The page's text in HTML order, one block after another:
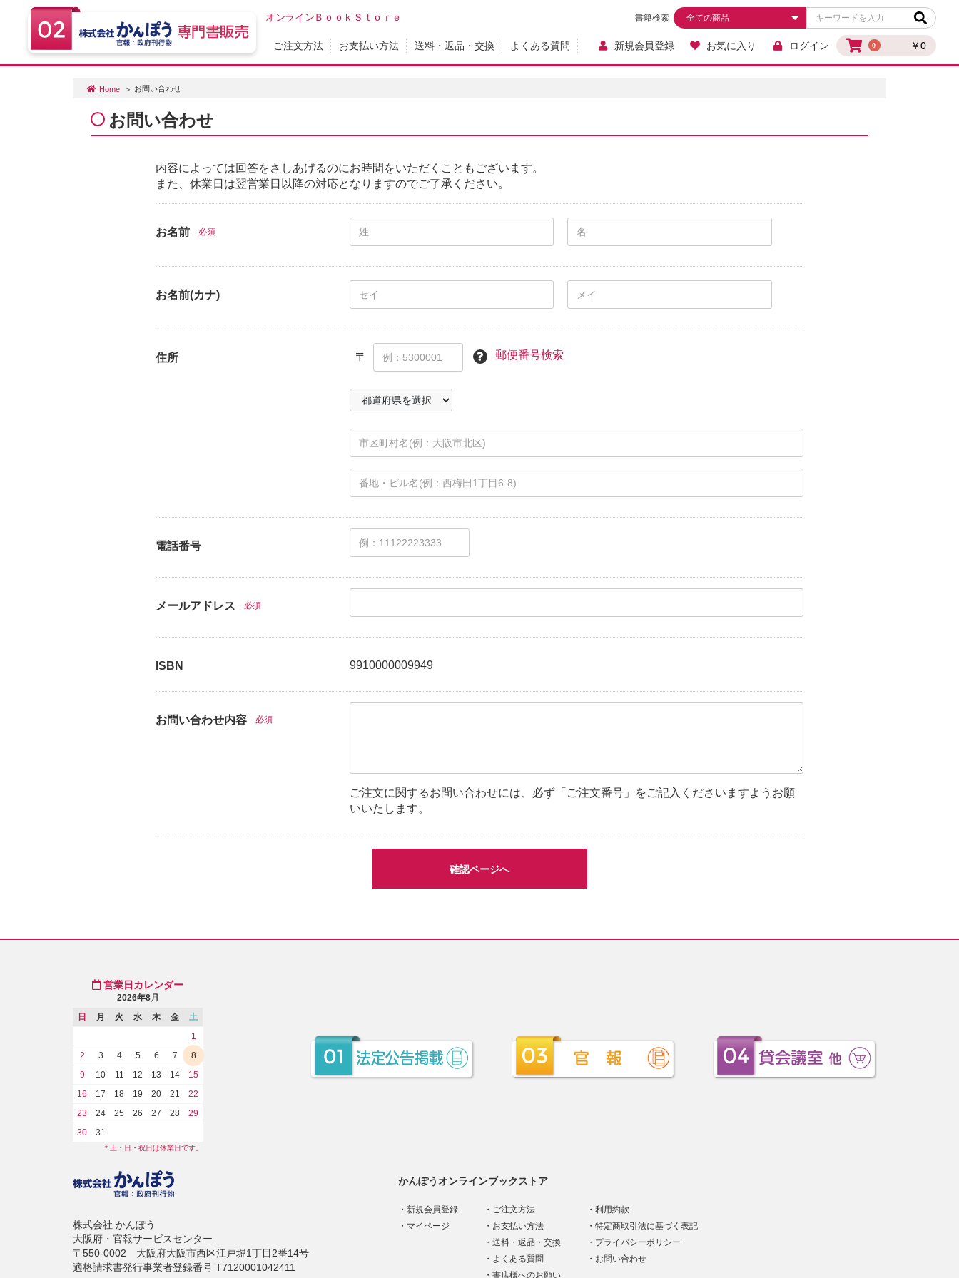
オンラインＢｏｏｋＳｔｏｒｅ
0 ￥0
書籍検索
ご注文方法 お支払い方法 送料・返品・交換 よくある質問 新規会員登録 お気に入り ログイン
Home お問い合わせ
お問い合わせ
内容によっては回答をさしあげるのにお時間をいただくこともございます。
また、休業日は翌営業日以降の対応となりますのでご了承ください。
お名前 必須
お名前(カナ)
住所 〒 郵便番号検索
電話番号
メールアドレス 必須
ISBN 9910000009949
お問い合わせ内容 必須
ご注文に関するお問い合わせには、必ず「ご注文番号」をご記入くださいますようお願
いいたします。
確認ページへ
かんぽうオンラインブックストア
新規会員登録
マイページ
ご注文方法
お支払い方法
送料・返品・交換
よくある質問
書店様へのお願い
利用約款
特定商取引法に基づく表記
プライバシーポリシー
お問い合わせ
営業日カレンダー
2026年8月
日
月 火 水 木 金
土
1
2
3 4 5 6 7
8
9
10 11 12 13 14
15
16
17 18 19 20 21
22
23
24 25 26 27 28
29
30
31
* 土・日・祝日は休業日です。
株式会社 かんぽう
大阪府・官報サービスセンター
〒550-0002 大阪府大阪市西区江戸堀1丁目2番14号
適格請求書発行事業者登録番号 T7120001042411